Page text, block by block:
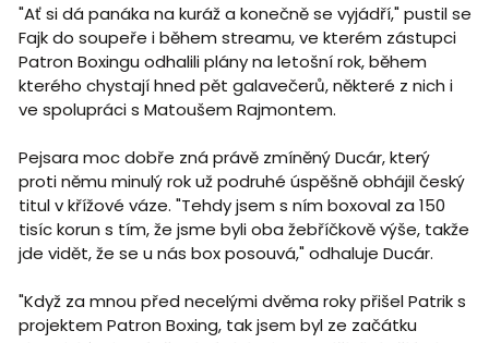
"Ať si dá panáka na kuráž a konečně se vyjádří," pustil se
Fajk do soupeře i během streamu, ve kterém zástupci
Patron Boxingu odhalili plány na letošní rok, během
kterého chystají hned pět galavečerů, některé z nich i
ve spolupráci s Matoušem Rajmontem.
Pejsara moc dobře zná právě zmíněný Ducár, který
proti němu minulý rok už podruhé úspěšně obhájil český
titul v křížové váze. "Tehdy jsem s ním boxoval za 150
tisíc korun s tím, že jsme byli oba žebříčkově výše, takže
jde vidět, že se u nás box posouvá," odhaluje Ducár.
"Když za mnou před necelými dvěma roky přišel Patrik s
projektem Patron Boxing, tak jsem byl ze začátku